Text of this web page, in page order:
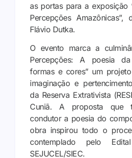
as portas para a exposição
Percepções Amazônicas”,
Flávio Dutka.
O evento marca a
Percepções: A poesia
formas e cores” um
imaginação e
da Reserva Extrativista
Cuniã. A proposta que
condutor a poesia do
obra inspirou todo o
contemplado pelo
SEJUCEL/SIEC.